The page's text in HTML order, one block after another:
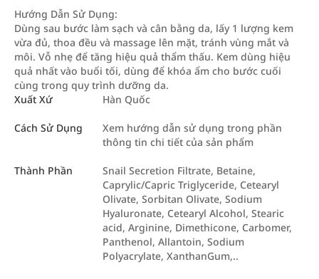
Hướng Dẫn Sử Dụng:
Dùng sau bước làm sạch và cân bằng da, lấy 1 lượng kem
vừa đủ, thoa đều và massage lên mặt, tránh vùng mắt và
môi. Vỗ nhẹ để tăng hiệu quả thẩm thấu. Kem dùng hiệu
quả nhất vào buổi tối, dùng để khóa ẩm cho bước cuối
cùng trong quy trình dưỡng da.
Xuất Xứ
Hàn Quốc
Cách Sử Dụng
Xem hướng dẫn sử dụng trong phần
thông tin chi tiết của sản phẩm
Thành Phần
Snail Secretion Filtrate, Betaine,
Caprylic/Capric Triglyceride, Cetearyl
Olivate, Sorbitan Olivate, Sodium
Hyaluronate, Cetearyl Alcohol, Stearic
acid, Arginine, Dimethicone, Carbomer,
Panthenol, Allantoin, Sodium
Polyacrylate, XanthanGum,..